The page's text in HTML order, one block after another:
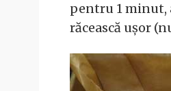
pentru 1 minut,
răcească ușor